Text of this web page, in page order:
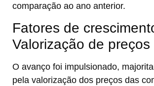
comparação ao ano anterior.
Fatores de
Valorização de preços
O avanço foi impulsionado,
pela valorização dos preços das